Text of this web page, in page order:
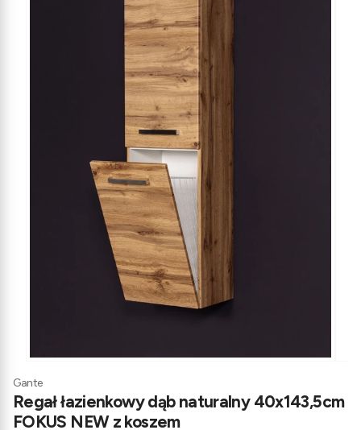
Gante
Regał łazienkowy dąb naturalny 40x143,5cm
FOKUS NEW z koszem